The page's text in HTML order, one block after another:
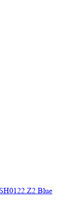
Blue